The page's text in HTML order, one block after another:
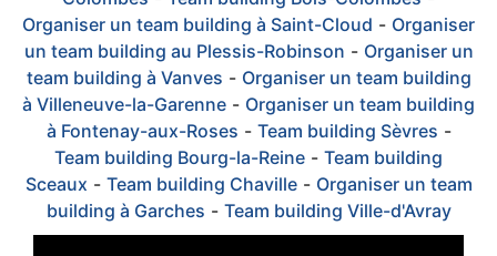
Organiser un team building à Saint-Cloud - Organiser
un team building au Plessis-Robinson - Organiser un
team building à Vanves - Organiser un team building
à Villeneuve-la-Garenne - Organiser un team building
à Fontenay-aux-Roses - Team building Sèvres -
Team building Bourg-la-Reine - Team building
Sceaux - Team building Chaville- Organiser un team
building à Garches - Team building Ville-d'Avray